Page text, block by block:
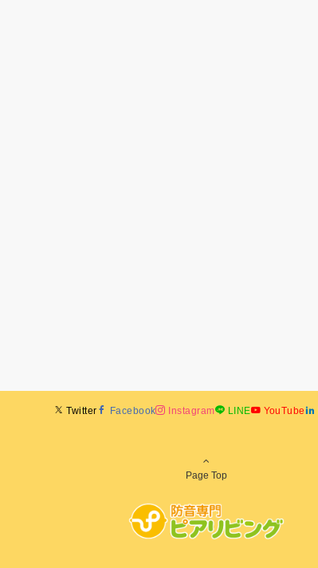
Twitter Facebook Instagram LINE YouTube
Page Top